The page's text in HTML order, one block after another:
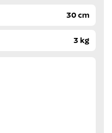
30 cm
3 kg